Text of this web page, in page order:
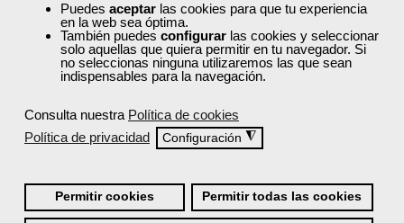
Puedes aceptar las cookies para que tu experiencia
en la web sea óptima.
También puedes configurar las cookies y seleccionar
solo aquellas que quiera permitir en tu navegador. Si
no seleccionas ninguna utilizaremos las que sean
indispensables para la navegación.
Consulta nuestra Política de cookies
Política de privacidad
Configuración ◮
Permitir cookies Permitir todas las cookies
Quiénes Somos:
Especialistas en consultoría y formación para el empleo
Nuestro objetivo diario es, única y exclusivamente, ayudarte a
conseguir tus metas profesionales ofreciéndote los mejores